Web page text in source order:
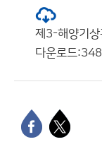
제3-해양기
다운로드